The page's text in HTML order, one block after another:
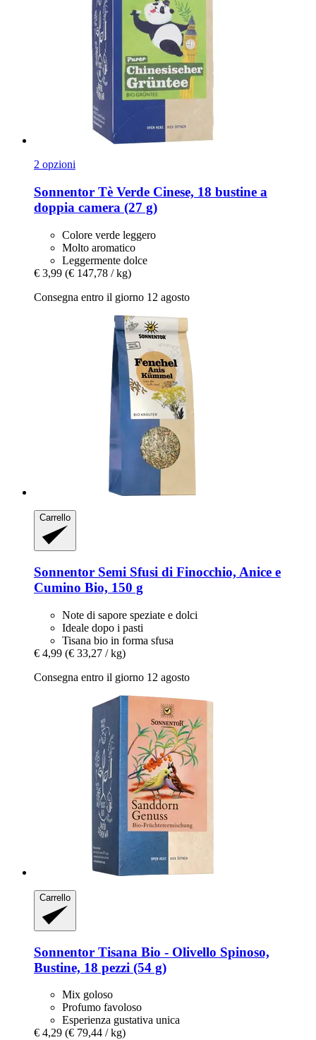
2 opzioni
Sonnentor Tè Verde Cinese, 18 bustine a
doppia camera (27 g)
Colore verde leggero
Molto aromatico
Leggermente dolce
€ 3,99 (€ 147,78 / kg)
Consegna entro il giorno 12 agosto
Carrello
Sonnentor Semi Sfusi di Finocchio, Anice e
Cumino Bio, 150 g
Note di sapore speziate e dolci
Ideale dopo i pasti
Tisana bio in forma sfusa
€ 4,99 (€ 33,27 / kg)
Consegna entro il giorno 12 agosto
Carrello
Sonnentor Tisana Bio -​ Olivello Spinoso,
Bustine, 18 pezzi (54 g)
Mix goloso
Profumo favoloso
Esperienza gustativa unica
€ 4,29 (€ 79,44 / kg)